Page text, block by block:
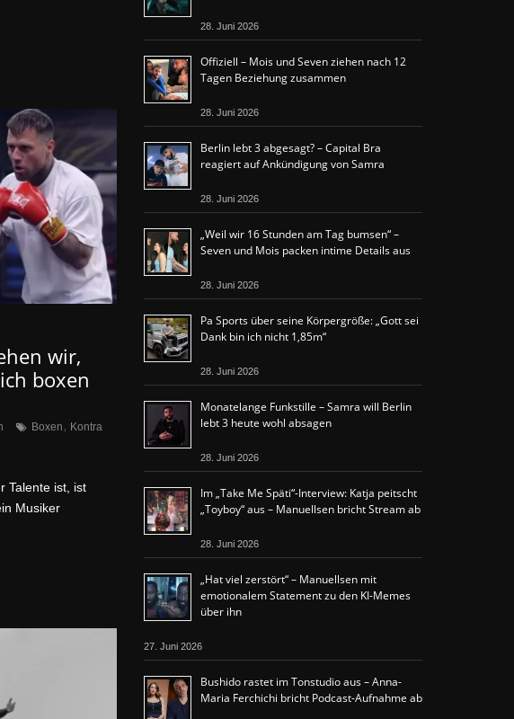
wir,
boxen
Boxen, Kontra
Talente ist, ist
Musiker
28. Juni 2026
Offiziell – Mois und Seven ziehen nach 12
Tagen Beziehung zusammen
28. Juni 2026
Berlin lebt 3 abgesagt? – Capital Bra
reagiert auf Ankündigung von Samra
28. Juni 2026
„Weil wir 16 Stunden am Tag bumsen“ –
Seven und Mois packen intime Details aus
28. Juni 2026
Pa Sports über seine Körpergröße: „Gott sei
Dank bin ich nicht 1,85m“
28. Juni 2026
Monatelange Funkstille – Samra will Berlin
lebt 3 heute wohl absagen
28. Juni 2026
Im „Take Me Späti“-Interview: Katja peitscht
„Toyboy“ aus – Manuellsen bricht Stream ab
28. Juni 2026
„Hat viel zerstört“ – Manuellsen mit
emotionalem Statement zu den KI-Memes
über ihn
27. Juni 2026
Bushido rastet im Tonstudio aus – Anna-
Maria Ferchichi bricht Podcast-Aufnahme ab